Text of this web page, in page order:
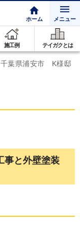
ホーム メニュー
施工例 テイガクとは
千葉県浦安市 K様邸
事と外壁塗装